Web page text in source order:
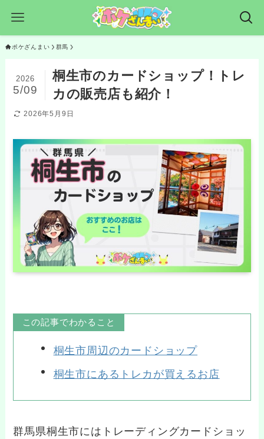
ポケざんまい 群馬
桐生市のカードショップ！トレ
カの販売店も紹介！
2026
5/09
2026年5月9日
この記事でわかること
桐生市周辺のカードショップ
桐生市にあるトレカが買えるお店
群馬県桐生市にはトレーディングカードショッ